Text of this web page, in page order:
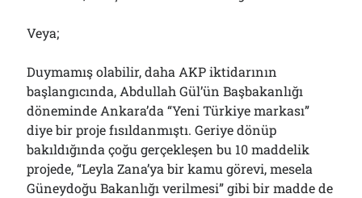
Veya;
Duymamış olabilir, daha AKP iktidarının
başlangıcında, Abdullah Gül’ün Başbakanlığı
döneminde Ankara’da “Yeni Türkiye markası”
diye bir proje fısıldanmıştı. Geriye dönüp
bakıldığında çoğu gerçekleşen bu 10 maddelik
projede, “Leyla Zana’ya bir kamu görevi, mesela
Güneydoğu Bakanlığı verilmesi” gibi bir madde de